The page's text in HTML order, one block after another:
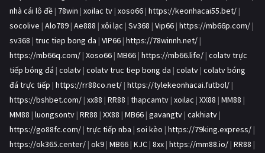
nhà cái lô đề | 78win | xoilac tv | xoso66 | https://keonhacai55.bet/ |
socolive | Alo789 | Ae888 | xôi lạc | Sv368 | Vip66 | https://mb66p.com/ |
sv368 | truc tiep bong da | VIP66 | https://78winnh.net/ |
https://mb66q.com/ | Xoso66 | MB66 | https://mb66.life/ | colatv trực
tiếp bóng đá | colatv | colatv truc tiep bong da | colatv | colatv bóng
đá trực tiếp | https://rr88co.net/ | https://tylekeonhacai.futbol/ |
https://bshbet.com/ | xx88 | RR88 | thapcamtv | xoilac | XX88 | MM88 |
MM88 | luongsontv | RR88 | XX88 | MB66 | gavangtv | cakhiatv |
https://go88fc.com/ | trực tiếp nba | soi kèo | https://79king.express/ |
https://ok365.center/ | ok9 | MB66 | KJC | 8xx | https://mm88.io/ | RR88 |